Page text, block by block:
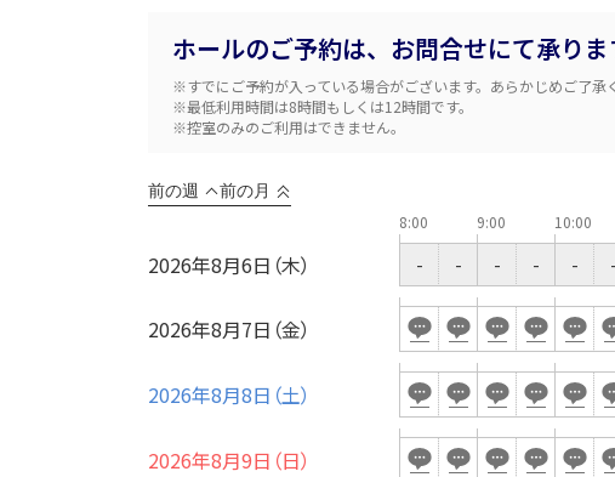
ホールのご予約は、お問合せにて承りま
※すでにご予約が入っている場合がございます。あらかじめご了承
※最低利用時間は8時間もしくは12時間です。
※控室のみのご利用はできません。
前の週 前の月
8:00 9:00 10:00
2026年8月6日（木） - - - - - -
2026年8月7日（金）
2026年8月8日（土）
2026年8月9日（日） お電
ベルサ
汐留・
ベルサ
日付／開始
時間単位で
人数／レイアウト
※複数選択可能
スクール
2名掛け